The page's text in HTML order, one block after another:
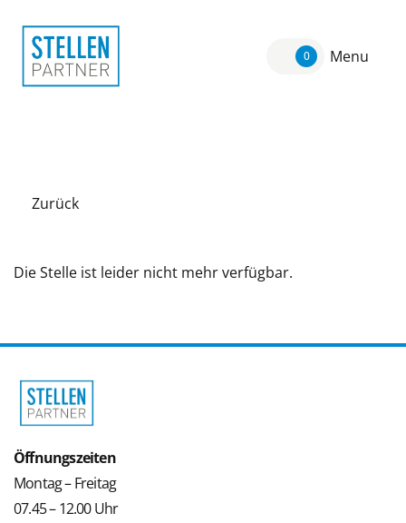
0 Menu
Zurück
Die Stelle ist leider nicht mehr verfügbar.
Öffnungszeiten
Montag – Freitag
07.45 – 12.00 Uhr